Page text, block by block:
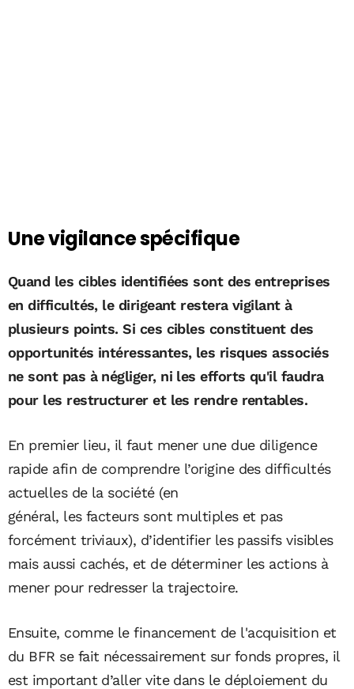
Une vigilance spécifique
Quand les cibles identifiées sont des entreprises
en difficultés, le dirigeant restera vigilant à
plusieurs points. Si ces cibles constituent des
opportunités intéressantes, les risques associés
ne sont pas à négliger, ni les efforts qu'il faudra
pour les restructurer et les rendre rentables.
En premier lieu, il faut mener une due diligence
rapide afin de comprendre l’origine des difficultés
actuelles de la société (en
général, les facteurs sont multiples et pas
forcément triviaux), d’identifier les passifs visibles
mais aussi cachés, et de déterminer les actions à
mener pour redresser la trajectoire.
Ensuite, comme le financement de l'acquisition et
du BFR se fait nécessairement sur fonds propres, il
est important d’aller vite dans le déploiement du